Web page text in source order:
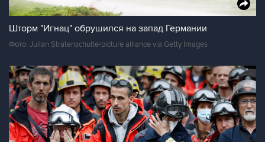
Шторм "Игнац" обрушился на запад Германии
Фото: Julian Stratenschulte/picture alliance via Getty Images